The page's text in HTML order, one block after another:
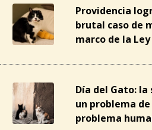
Providencia
brutal caso de
marco de la
Día del Gato: la
un problema
problema